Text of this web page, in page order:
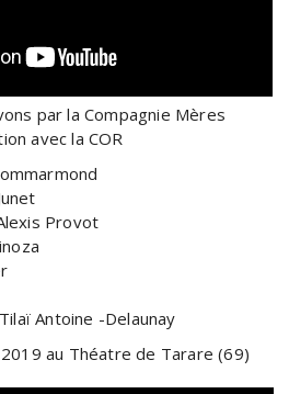
par la Compagnie Mères
avec la COR
Provot
Antoine -Delaunay
au Théatre de Tarare (69)